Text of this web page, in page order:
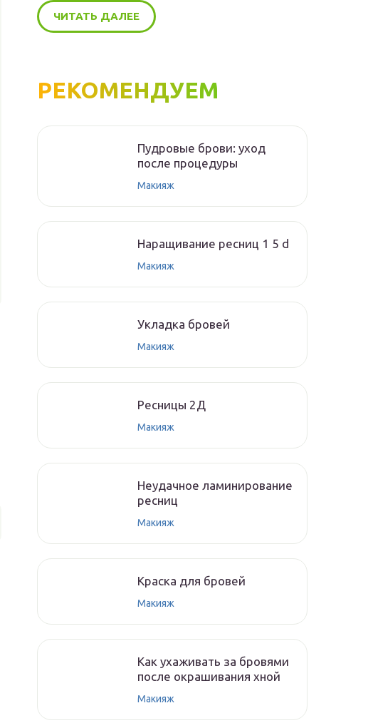
ЧИТАТЬ ДАЛЕЕ
РЕКОМЕНДУЕМ
Пудровые брови: уход
после процедуры
Макияж
Наращивание ресниц 1 5 d
Макияж
Укладка бровей
Макияж
Ресницы 2Д
Макияж
Неудачное ламинирование
ресниц
Макияж
Краска для бровей
Макияж
Как ухаживать за бровями
после окрашивания хной
Макияж